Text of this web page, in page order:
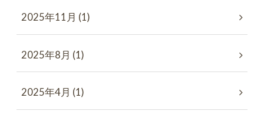
2025年11月 (1)
2025年8月 (1)
2025年4月 (1)